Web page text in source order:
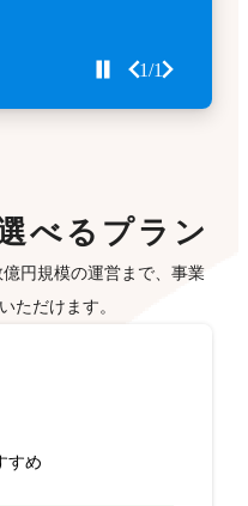
1/1
べるプラン
円規模の運営まで、事業
ただけます。
すめ